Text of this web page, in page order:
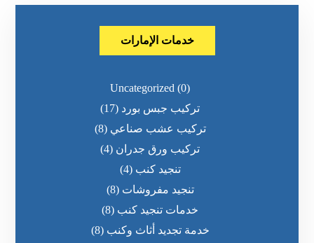
خدمات الإمارات
Uncategorized (0)
تركيب جبس بورد (17)
تركيب عشب صناعي (8)
تركيب ورق جدران (4)
تنجيد كنب (4)
تنجيد مفروشات (8)
خدمات تنجيد كنب (8)
خدمة تجديد أثاث وكنب (8)